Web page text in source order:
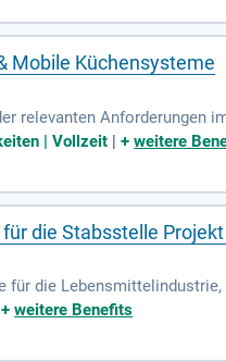
Mobile Küchensysteme
relevanten Anforderungen
der relevanten
| Vollzeit |+weitere
die Stabsstelle
die
+weitere Benefits